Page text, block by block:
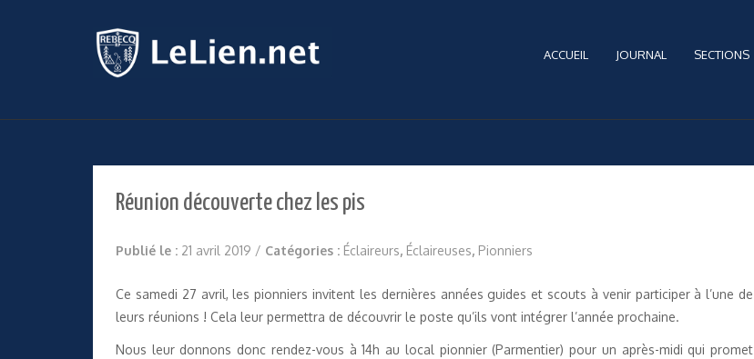
ACCUEIL JOURNAL SECTIONS
Réunion découverte chez les pis
Publié le : 21 avril 2019 / Catégories : Éclaireurs, Éclaireuses, Pionniers
Ce samedi 27 avril, les pionniers invitent les dernières années guides et scouts à venir participer à l’une de
leurs réunions ! Cela leur permettra de découvrir le poste qu’ils vont intégrer l’année prochaine.
Nous leur donnons donc rendez-vous à 14h au local pionnier (Parmentier) pour un après-midi qui promet